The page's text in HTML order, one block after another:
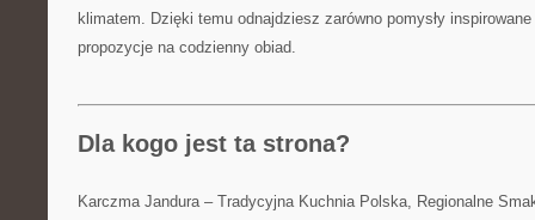
klimatem. Dzięki temu odnajdziesz zarówno pomysły
propozycje na codzienny obiad.
Dla kogo jest ta strona?
Karczma Jandura – Tradycyjna Kuchnia Polska, Regionalne